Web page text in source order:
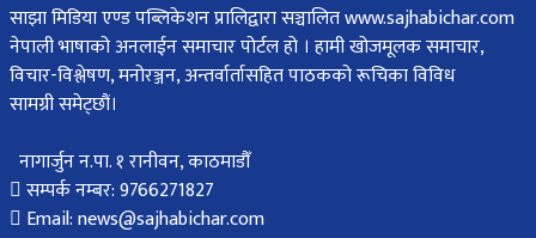
साझा मिडिया एण्ड पब्लिकेशन प्रालिद्वारा सञ्चालित www.sajhabichar.com
नेपाली भाषाको अनलाईन समाचार पोर्टल हो । हामी खोजमूलक समाचार,
विचार-विश्लेषण, मनोरञ्जन, अन्तर्वार्तासहित पाठकको रूचिका विविध
सामग्री समेट्छौं।
नागार्जुन न.पा. १ रानीवन, काठमाडौँ
सम्पर्क नम्बर: 9766271827
Email: news@sajhabichar.com